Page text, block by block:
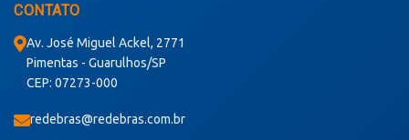
CONTATO
Av. José Miguel Ackel, 2771
Pimentas - Guarulhos/SP
CEP: 07273-000
redebras@redebras.com.br